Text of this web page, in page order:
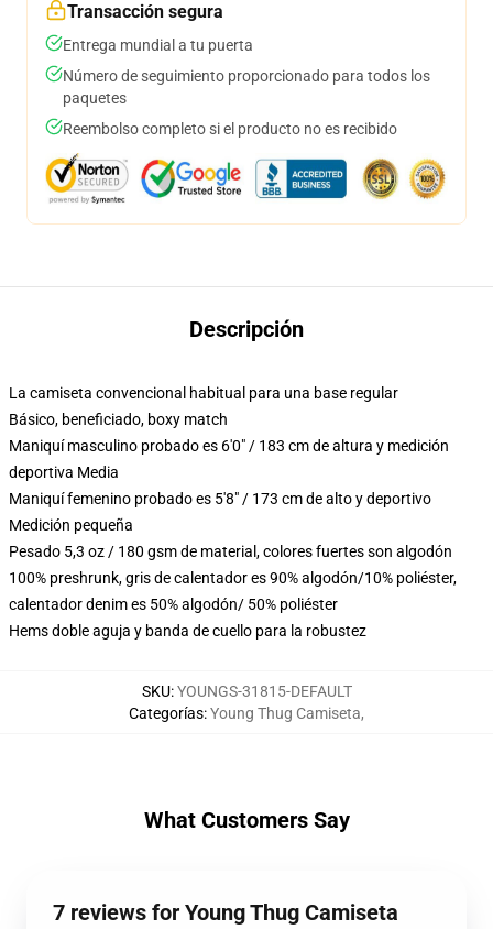
Transacción segura
Entrega mundial a tu puerta
Número de seguimiento proporcionado para todos los
paquetes
Reembolso completo si el producto no es recibido
Descripción
La camiseta convencional habitual para una base regular
Básico, beneficiado, boxy match
Maniquí masculino probado es 6'0" / 183 cm de altura y medición
deportiva Media
Maniquí femenino probado es 5'8" / 173 cm de alto y deportivo
Medición pequeña
Pesado 5,3 oz / 180 gsm de material, colores fuertes son algodón
100% preshrunk, gris de calentador es 90% algodón/10% poliéster,
calentador denim es 50% algodón/ 50% poliéster
Hems doble aguja y banda de cuello para la robustez
SKU:YOUNGS-31815-DEFAULT
Categorías:Young Thug Camiseta,
What Customers Say
7 reviews for Young Thug Camiseta